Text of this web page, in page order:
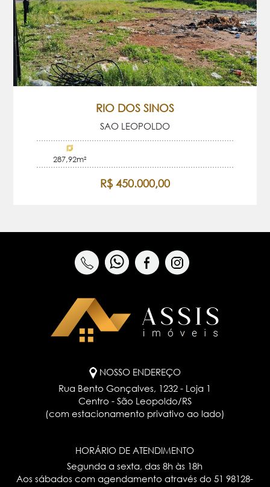
RIO DOS SINOS
SAO LEOPOLDO
287,92m²
R$ 450.000,00
NOSSO ENDEREÇO
Rua Bento Gonçalves, 1232 - Loja 1
Centro - São Leopoldo/RS
(com estacionamento privativo ao lado)
HORÁRIO DE ATENDIMENTO
Segunda a sexta, das 8h às 18h
Aos sábados com agendamento através do51 98128-